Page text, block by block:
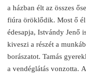
a házban élt az összes
fiúra öröklődik. Most ő él
édesapja, Istvándy Jenő
kiveszi a részét a
borászatot. Tamás
a vendéglátás vonzotta.